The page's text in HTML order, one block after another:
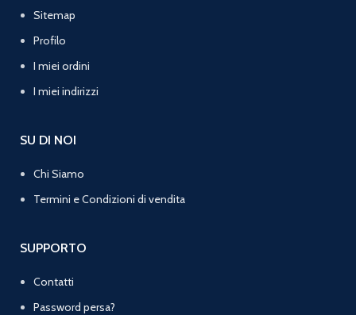
Sitemap
Profilo
I miei ordini
I miei indirizzi
SU DI NOI
Chi Siamo
Termini e Condizioni di vendita
SUPPORTO
Contatti
Password persa?